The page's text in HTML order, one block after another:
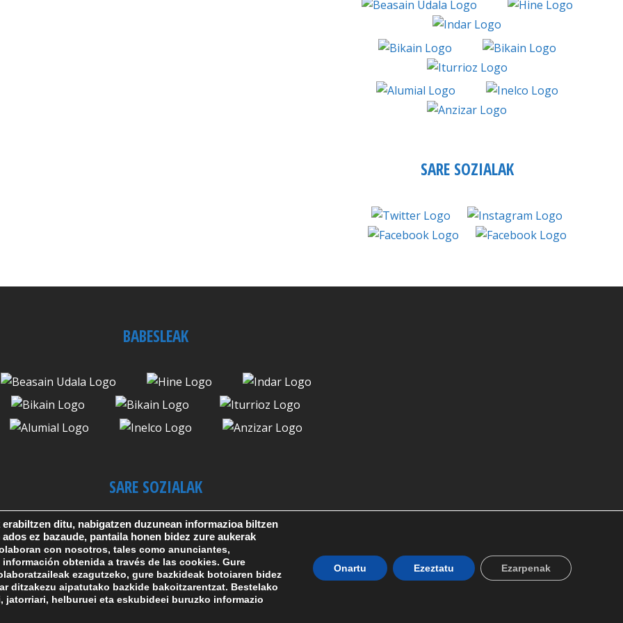
SARE SOZIALAK
BABESLEAK
SARE SOZIALAK
Cookie Politika
ditu, nabigatzen duzunean informazioa biltzen
ez bazaude, pantaila honen bidez zure aukerak
con nosotros, tales como anunciantes,
obtenida a través de las cookies. Gure
ezagutzeko, gure bazkideak botoiaren bidez
ditzakezu aipatutako bazkide bakoitzarentzat. Bestelako
jatorriari, helburuei eta eskubideei buruzko informazio
Onartu Ezeztatu Ezarpenak